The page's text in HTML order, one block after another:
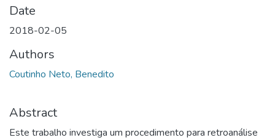
Date
2018-02-05
Authors
Coutinho Neto, Benedito
Abstract
Este trabalho investiga um procedimento para retroanálise